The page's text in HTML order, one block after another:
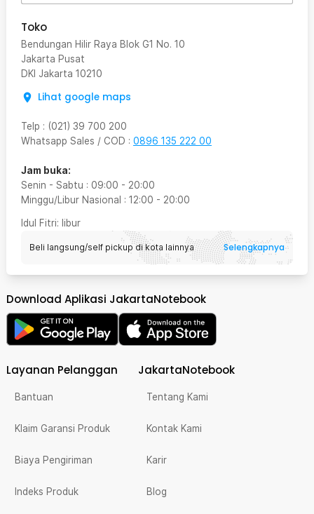
Toko
Bendungan Hilir Raya Blok G1 No. 10
Jakarta Pusat
DKI Jakarta 10210
Lihat google maps
Telp : (021) 39 700 200
Whatsapp Sales / COD : 0896 135 222 00
Jam buka:
Senin - Sabtu : 09:00 - 20:00
Minggu/Libur Nasional : 12:00 - 20:00
Idul Fitri: libur
Beli langsung/self pickup di kota lainnya Selengkapnya
Download Aplikasi JakartaNotebook
Layanan Pelanggan
Bantuan
Klaim Garansi Produk
Biaya Pengiriman
Indeks Produk
JakartaNotebook
Tentang Kami
Kontak Kami
Karir
Blog